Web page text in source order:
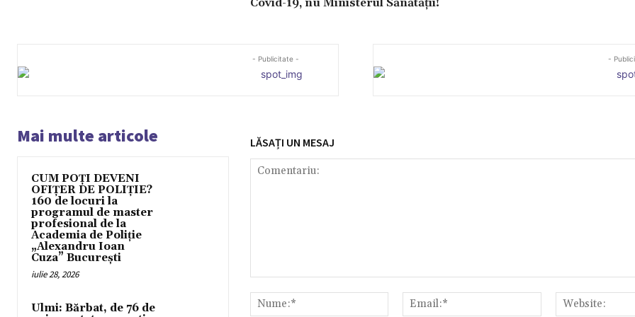
- Publicitate - -
Mai multe articole
CUM POȚI DEVENI
OFIȚER DE POLIȚIE?
160 de locuri la
programul de master
profesional de la
Academia de Poliție
„Alexandru Ioan
Cuza” București
iulie 28, 2026
Ulmi: Bărbat, de 76 de
LĂSAȚI UN MESAJ
Nume:*
Email:*